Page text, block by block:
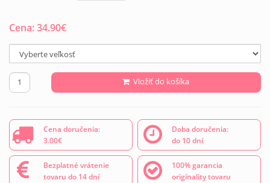
Cena:34.90€
Vložiť do košíka
Cena doručenia:
3.00€
Doba doručenia:
do 10 dní
Bezplatné vrátenie
tovaru do 14 dní
100% garancia
originality tovaru